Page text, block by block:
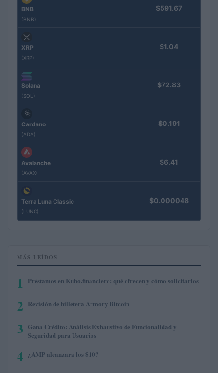
BNB
(BNB)
$591.67
XRP
(XRP)
$1.04
Solana
(SOL)
$72.83
Cardano
(ADA)
$0.191
Avalanche
(AVAX)
$6.41
Terra Luna Classic
(LUNC)
$0.000048
MÁS LEÍDOS
1 Préstamos en Kubo.financiero: qué ofrecen y cómo solicitarlos
2 Revisión de billetera Armory Bitcoin
3 Gana Crédito: Análisis Exhaustivo de Funcionalidad y
Seguridad para Usuarios
4 ¿AMP alcanzará los $10?